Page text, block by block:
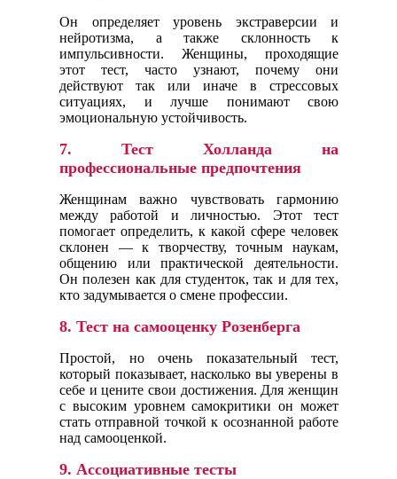
Он определяет уровень экстраверсии и
нейротизма, а также склонность к
импульсивности. Женщины, проходящие
этот тест, часто узнают, почему они
действуют так или иначе в стрессовых
ситуациях, и лучше понимают свою
эмоциональную устойчивость.
7. Тест Холланда на
профессиональные предпочтения
Женщинам важно чувствовать гармонию
между работой и личностью. Этот тест
помогает определить, к какой сфере человек
склонен — к творчеству, точным наукам,
общению или практической деятельности.
Он полезен как для студенток, так и для тех,
кто задумывается о смене профессии.
8. Тест на самооценку Розенберга
Простой, но очень показательный тест,
который показывает, насколько вы уверены в
себе и цените свои достижения. Для женщин
с высоким уровнем самокритики он может
стать отправной точкой к осознанной работе
над самооценкой.
9. Ассоциативные тесты